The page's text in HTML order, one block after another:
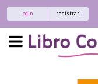
registrati
login